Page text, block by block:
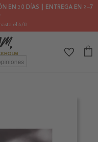
EN 30 DÍAS ┃ ENTREGA EN 2–7
el 6/8